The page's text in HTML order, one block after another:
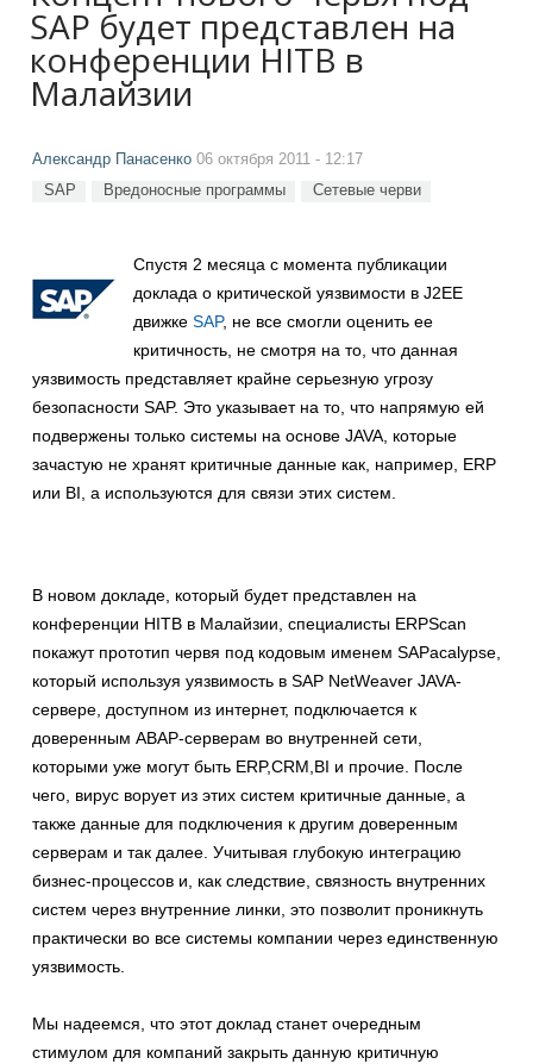
SAP будет представлен на
конференции HITB в
Малайзии
Александр Панасенко 06 октября 2011 - 12:17
SAP Вредоносные программы Сетевые черви
Спустя 2 месяца с момента публикации
доклада о критической уязвимости в J2EE
движке SAP, не все смогли оценить ее
критичность, не смотря на то, что данная
уязвимость представляет крайне серьезную угрозу
безопасности SAP. Это указывает на то, что напрямую ей
подвержены только системы на основе JAVA, которые
зачастую не хранят критичные данные как, например, ERP
или BI, а используются для связи этих систем.
В новом докладе, который будет представлен на
конференции HITB в Малайзии, специалисты ERPScan
покажут прототип червя под кодовым именем SAPacalypse,
который используя уязвимость в SAP NetWeaver JAVA-
сервере, доступном из интернет, подключается к
доверенным ABAP-серверам во внутренней сети,
которыми уже могут быть ERP,CRM,BI и прочие. После
чего, вирус ворует из этих систем критичные данные, а
также данные для подключения к другим доверенным
серверам и так далее. Учитывая глубокую интеграцию
бизнес-процессов и, как следствие, связность внутренних
систем через внутренние линки, это позволит проникнуть
практически во все системы компании через единственную
уязвимость.
Мы надеемся, что этот доклад станет очередным
стимулом для компаний закрыть данную критичную